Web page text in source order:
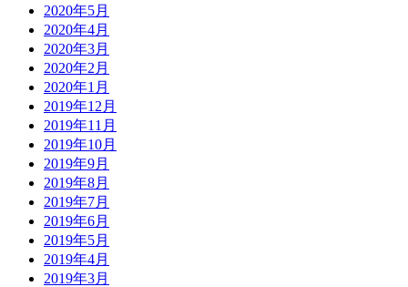
2020年5月
2020年4月
2020年3月
2020年2月
2020年1月
2019年12月
2019年11月
2019年10月
2019年9月
2019年8月
2019年7月
2019年6月
2019年5月
2019年4月
2019年3月